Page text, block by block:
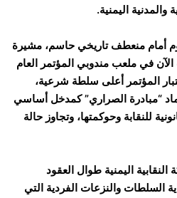
والمدنية اليمنية.
أمام منعطف تاريخي حاسم، مشيرة
في ملعب مندوبي المؤتمر العام
المؤتمر أعلى سلطة شرعية،
“مبادرة الصراري” كمدخل أساسي
للنقابة وحوكمتها، وتجاوز حالة
اليمنية طوال العقود
السلطات والنزعات الفردية التي